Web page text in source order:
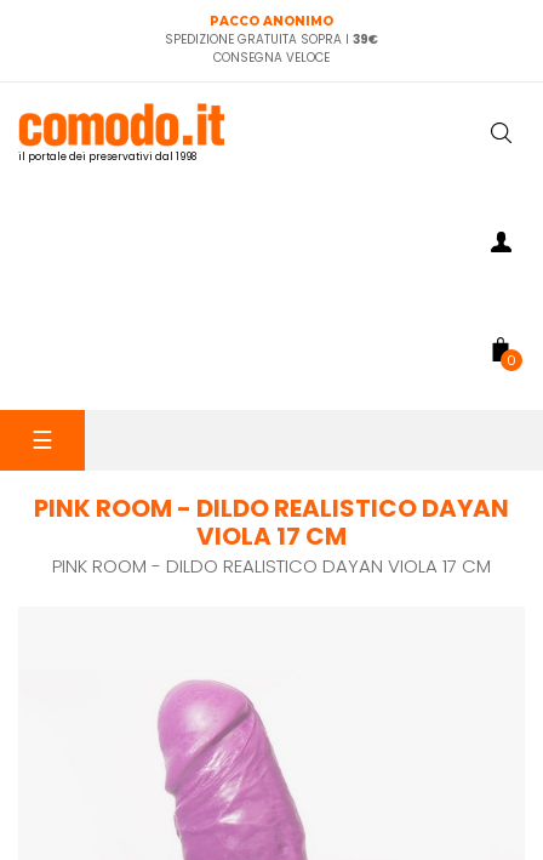
PACCO ANONIMO
SPEDIZIONE GRATUITA SOPRA I 39€
CONSEGNA VELOCE
il portale dei preservativi dal 1998
0
navigazione
☰
PINK ROOM - DILDO REALISTICO DAYAN
VIOLA 17 CM
PINK ROOM - DILDO REALISTICO DAYAN VIOLA 17 CM